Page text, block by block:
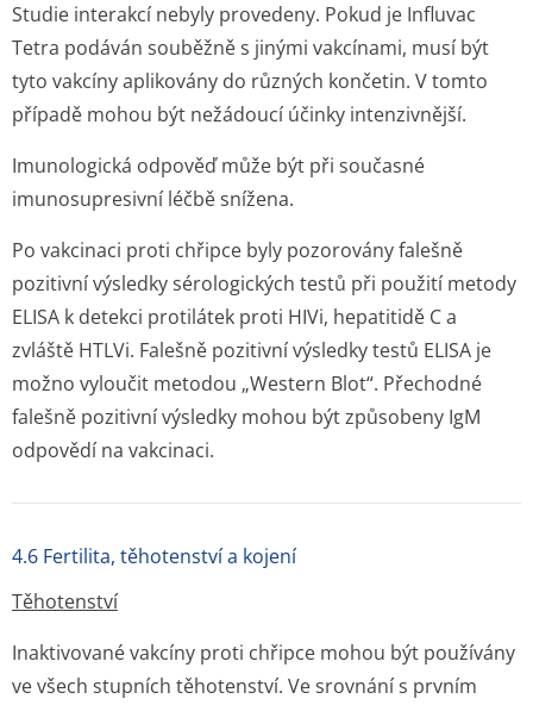
Studie interakcí nebyly provedeny. Pokud je Influvac
Tetra podáván souběžně s jinými vakcínami, musí být
tyto vakcíny aplikovány do různých končetin. V tomto
případě mohou být nežádoucí účinky intenzivnější.
Imunologická odpověď může být při současné
imunosupresivní léčbě snížena.
Po vakcinaci proti chřipce byly pozorovány falešně
pozitivní výsledky sérologických testů při použití metody
ELISA k detekci protilátek proti HIVi, hepatitidě C a
zvláště HTLVi. Falešně pozitivní výsledky testů ELISA je
možno vyloučit metodou „Western Blot“. Přechodné
falešně pozitivní výsledky mohou být způsobeny IgM
odpovědí na vakcinaci.
4.6 Fertilita, těhotenství a kojení
Těhotenství
Inaktivované vakcíny proti chřipce mohou být používány
ve všech stupních těhotenství. Ve srovnání s prvním